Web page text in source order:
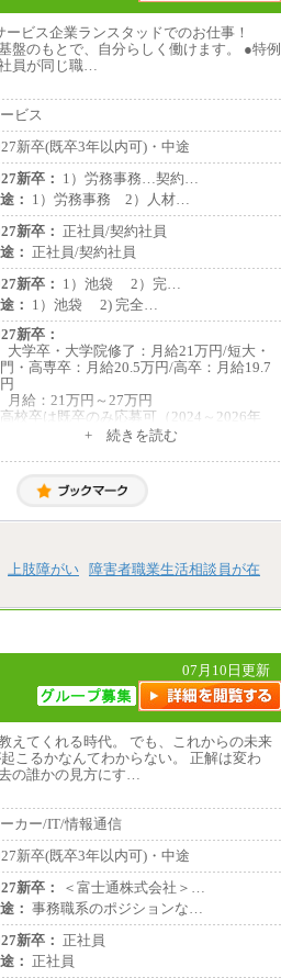
ービス企業ランスタッドでのお仕事！
盤のもとで、自分らしく働けます。 ●特例
員が同じ職…
ビス
新卒(既卒3年以内可)・中途
新卒：
1）労務事務…契約…
：
1）労務事務 2）人材…
新卒： 正社員/契約社員
： 正社員/契約社員
新卒：
1）池袋 2）完…
：
1）池袋 2) 完全…
新卒：
大学卒・大学院修了：月給21万円/短大・
・高専卒：月給20.5万円/高卒：月給19.7
月給：21万円～27万円
校卒は既卒のみ応募可（2024～2026年
月給：21万円～25万円
月給：21万円～27万円
+ 続きを読む
上肢障がい
障害者職業生活相談員が在
07月10日更新
えてくれる時代。 でも、これからの未来
こるかなんてわからない。 正解は変わ
の誰かの見方にす…
ーカー/IT/情報通信
新卒(既卒3年以内可)・中途
新卒：
＜富士通株式会社＞…
： 事務職系のポジションな…
新卒： 正社員
： 正社員